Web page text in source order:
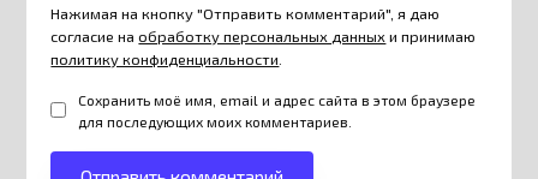
Нажимая на кнопку "Отправить комментарий", я даю
согласие наобработку персональных данных и принимаю
политику конфиденциальности
Сохранить моё имя, email и адрес сайта в этом браузере
для последующих моих комментариев.